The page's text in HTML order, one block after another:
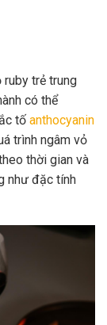
ruby trẻ trung
có thể
tố anthocyanin
trình ngâm vỏ
thời gian và
như đặc tính